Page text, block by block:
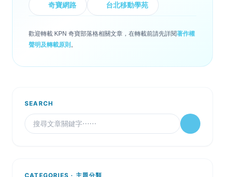
奇寶網路 台北移動學苑
歡迎轉載 KPN 奇寶部落格相關文章，在轉載前請先詳閱著作權
聲明及轉載原則 。
SEARCH
CATEGORIES · 主題分類